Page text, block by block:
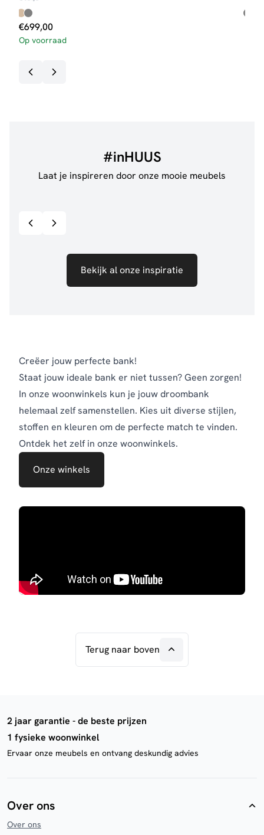
€699,00
Op voorraad
#inHUUS
Laat je inspireren door onze mooie meubels
Bekijk al onze inspiratie
Creëer jouw perfecte bank!
Staat jouw ideale bank er niet tussen? Geen zorgen!
In onze woonwinkels kun je jouw droombank
helemaal zelf samenstellen. Kies uit diverse stijlen,
stoffen en kleuren om de perfecte match te vinden.
Ontdek het zelf in onze woonwinkels.
Onze winkels
Terug naar boven
2 jaar garantie - de beste prijzen
1 fysieke woonwinkel
Ervaar onze meubels en ontvang deskundig advies
Over ons
Over ons